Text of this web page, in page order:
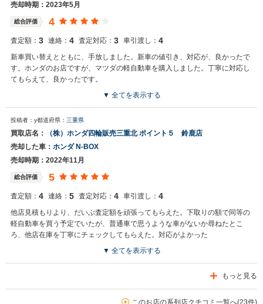
売却時期：2023年5月
総合評価 4
査定額： 3 連絡： 4 査定対応： 3 車引渡し： 4
新車買い替えとともに、手放しました。新車の値引き、対応が、良かったで
す。ホンダのお店ですが、マツダの軽自動車を購入しました。丁寧に対応し
てもらえて、良かったです。
▼ 全てを表示する
投稿者：y都道府県： 三重県
買取店名：
（株）ホンダ四輪販売三重北 ポイント５ 鈴鹿店
売却した車： ホンダ N-BOX
売却時期：2022年11月
総合評価 5
査定額： 4 連絡： 5 査定対応： 4 車引渡し： 4
他店見積もりより、だいぶ査定額を頑張ってもらえた。下取りの額で同等の
軽自動車を買う予定でいたが、普通車で思うような車がないか尋ねたとこ
ろ、他店在庫を丁寧にチェックしてもらえた。対応がよかった
▼ 全てを表示する
もっと見る
このお店の系列店クチコミ一覧へ(23件)